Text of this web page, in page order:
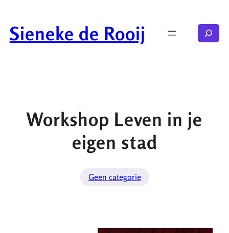
naar
deSieneke de Rooij Zoeken
Workshop Leven in je
eigen stad
Geen categorie